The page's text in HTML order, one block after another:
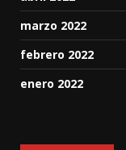
marzo 2022
febrero 2022
enero 2022